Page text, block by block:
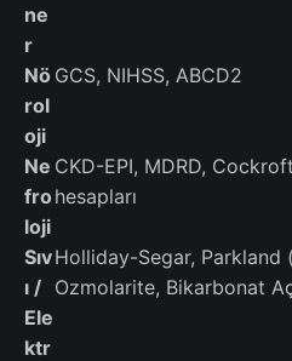
ne
r
Nö
rol
oji
GCS, NIHSS, ABCD2
Ne
fro
loji
CKD-EPI, MDRD,
hesapları
Sıv
ı /
Ele
ktr
Holliday-Segar, Parkland
Ozmolarite, Bikarbonat